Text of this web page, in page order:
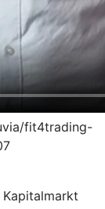
fit4trading-